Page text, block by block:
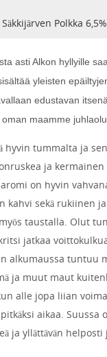
Säkkijärven Polkka 6,5%
asti Alkon hyllyille
yleisten
edustavan
maamme
hyvin tummalta ja
ja kermainen
on hyvin
kahvi sekä rukiinen
taustalla. Olut
jatkaa
alkumaussa tuntuu
ja muut maut
alle jopa liian
aikaa. Suussa
ja yllättävän helposti